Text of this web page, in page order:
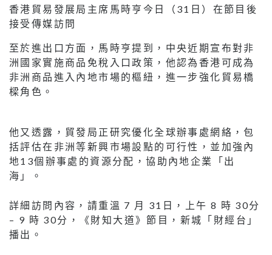
香港貿易發展局主席馬時亨今日（31日）在節目後
接受傳媒訪問
至於進出口方面，馬時亨提到，中央近期宣布對非
洲國家實施商品免稅入口政策，他認為香港可成為
非洲商品進入內地市場的樞紐，進一步強化貿易橋
樑角色。
他又透露，貿發局正研究優化全球辦事處網絡，包
括評估在非洲等新興市場設點的可行性，並加強內
地13個辦事處的資源分配，協助內地企業「出
海」。
詳細訪問內容，請重溫 7 月 31日，上午 8 時 30分
– 9 時 30分，《財知大道》節目，新城「財經台」
播出。